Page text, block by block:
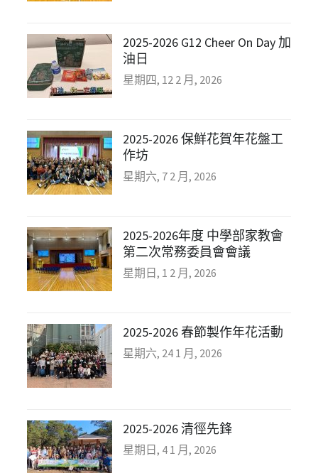
2025-2026 G12 Cheer On Day 加
油日
星期四, 12 2 月, 2026
2025-2026 保鮮花賀年花盤工
作坊
星期六, 7 2 月, 2026
2025-2026年度 中學部家教會
第二次常務委員會會議
星期日, 1 2 月, 2026
2025-2026 春節製作年花活動
星期六, 24 1 月, 2026
2025-2026 清徑先鋒
星期日, 4 1 月, 2026